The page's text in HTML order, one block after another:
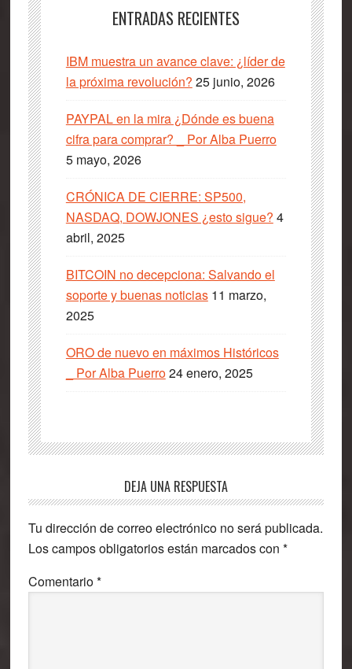
ENTRADAS RECIENTES
IBM muestra un avance clave: ¿líder de
la próxima revolución? 25 junio, 2026
PAYPAL en la mira ¿Dónde es buena
cifra para comprar? _ Por Alba Puerro
5 mayo, 2026
CRÓNICA DE CIERRE: SP500,
NASDAQ, DOWJONES ¿esto sigue? 4
abril, 2025
BITCOIN no decepciona: Salvando el
soporte y buenas noticias 11 marzo,
2025
ORO de nuevo en máximos Históricos
_ Por Alba Puerro24 enero, 2025
Interacciones
con
los
lectores
DEJA UNA RESPUESTA
Tu dirección de correo electrónico no será publicada.
Los campos obligatorios están marcados con *
Comentario*